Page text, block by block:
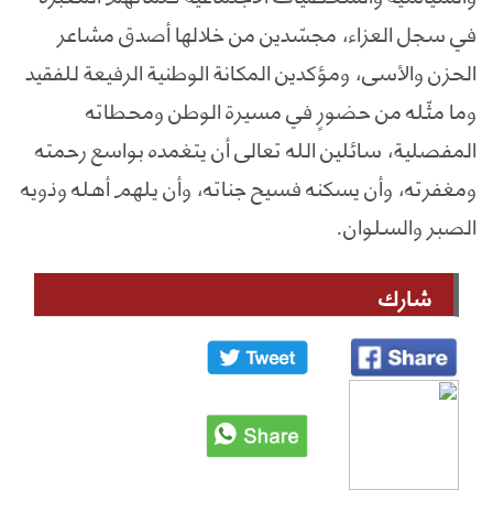
في سجل العزاء، مجسّدين من خلالها أصدق مشاعر
الحزن والأسى، ومؤكدين المكانة الوطنية الرفيعة للفقيد
وما مثّله من حضورٍ في مسيرة الوطن ومحطاته
المفصلية، سائلين الله تعالى أن يتغمده بواسع رحمته
ومغفرته، وأن يسكنه فسيح جناته، وأن يلهم أهله وذويه
الصبر والسلوان.
شارك